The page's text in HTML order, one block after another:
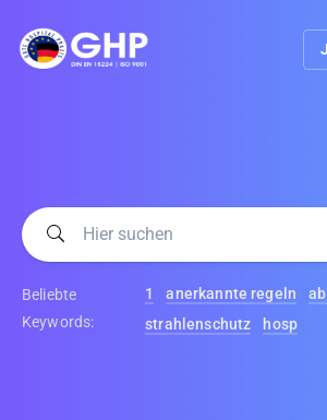
Beliebte
Keywords:
1 anerkannte regeln
strahlenschutz
hosp